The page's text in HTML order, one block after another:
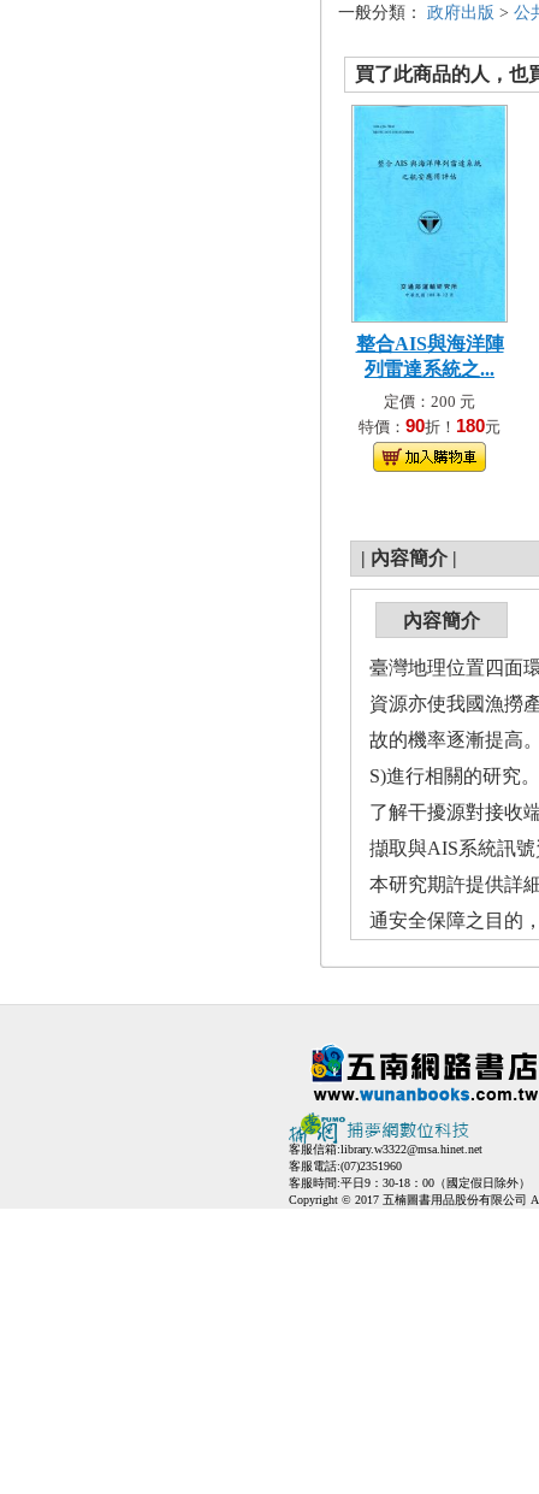
一般分類： 政府出版 > 公
買了此商品的人，也
整合AIS與海洋陣
列雷達系統之...
定價：200 元
特價： 90折！ 180元
| 內容簡介 |
內容簡介
臺灣地理位置四面
資源亦使我國漁撈
故的機率逐漸提高
S)進行相關的研究
了解干擾源對接收
擷取與AIS系統訊
本研究期許提供詳
通安全保障之目的
客服信箱:library.w3322@msa.hinet.net
客服電話:(07)2351960
客服時間:平日9：30-18：00（國定假日除外）
Copyright © 2017 五楠圖書用品股份有限公司